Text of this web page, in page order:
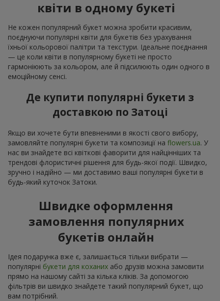
квіти в одному букеті
Не кожен популярний букет можна зробити красивим,
поєднуючи популярні квіти для букетів без урахування
їхньої кольорової палітри та текстури. Ідеальне поєднання
— це коли квіти в популярному букеті не просто
гармоніюють за кольором, але й підсилюють один одного в
емоційному сенсі.
Де купити популярні букети з
доставкою по Затоці
Якщо ви хочете бути впевненими в якості свого вибору,
замовляйте популярні букети та композиції на flowers.ua. У
нас ви знайдете всі квіткові фаворити для найцінніших та
трендові флористичні рішення для будь-якої події. Швидко,
зручно і надійно — ми доставимо ваші популярні букети в
будь-який куточок Затоки.
Швидке оформлення
замовлення популярних
букетів онлайн
Ідея подарунка вже є, залишається тільки вибрати —
популярні букети для коханих або друзів можна замовити
прямо на нашому сайті за кілька кліків. За допомогою
фільтрів ви швидко знайдете такий популярний букет, що
вам потрібний.